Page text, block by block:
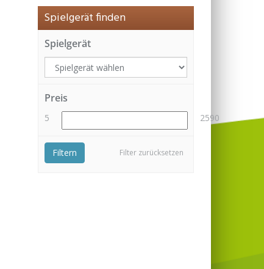
Spielgerät finden
Spielgerät
Preis
5 2590
Filter zurücksetzen
Filtern